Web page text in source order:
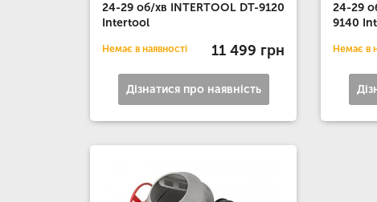
24-29 об/хв INTERTOOL DT-9120
Intertool
Немає в наявності 11 499 грн
Дізнатися про наявність
24-29
9140
Немає в